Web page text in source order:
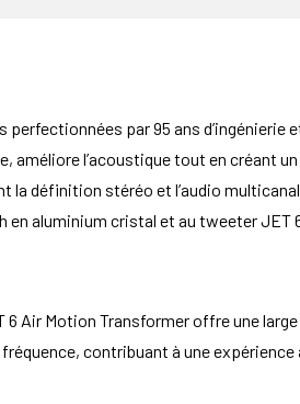
par 95 ans
l’acoustique tout en créant
définition stéréo et l’audio
aluminium cristal et au tweeter JET
Air Motion Transformer offre une
contribuant à une